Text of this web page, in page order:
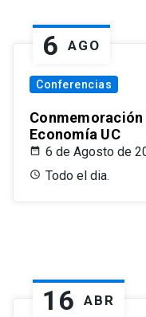
6 AGO
Conferencias
Economía UC
6 de Agosto de
Todo el dia.
16 ABR